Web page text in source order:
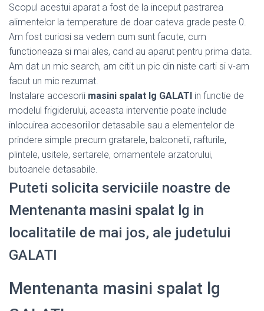
Scopul acestui aparat a fost de la inceput pastrarea
alimentelor la temperature de doar cateva grade peste 0.
Am fost curiosi sa vedem cum sunt facute, cum
functioneaza si mai ales, cand au aparut pentru prima data.
Am dat un mic search, am citit un pic din niste carti si v-am
facut un mic rezumat.
Instalare accesorii masini spalat lg GALATI in functie de
modelul frigiderului, aceasta interventie poate include
inlocuirea accesoriilor detasabile sau a elementelor de
prindere simple precum gratarele, balconetii, rafturile,
plintele, usitele, sertarele, ornamentele arzatorului,
butoanele detasabile.
Puteti solicita serviciile noastre de
Mentenanta masini spalat lg in
localitatile de mai jos, ale judetului
GALATI
Mentenanta masini spalat lg